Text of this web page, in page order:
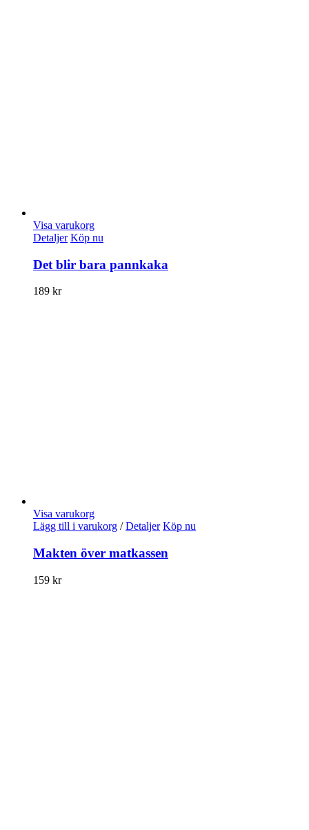
Visa varukorg
Detaljer Köp nu
Det blir bara pannkaka
189 kr
Visa varukorg
Lägg till i varukorg / Detaljer Köp nu
Makten över matkassen
159 kr